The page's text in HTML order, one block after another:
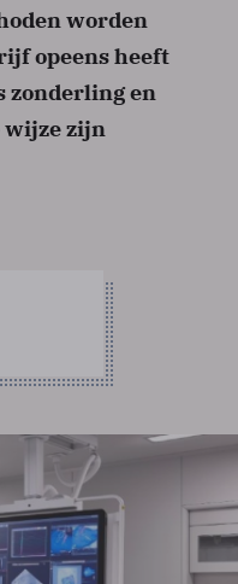
worden
opeens heeft
zonderling en
wijze zijn